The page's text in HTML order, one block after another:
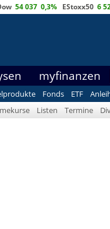
54 037 0,3% EStoxx50 6
myfinanzen
Fonds ETF
Listen Termine